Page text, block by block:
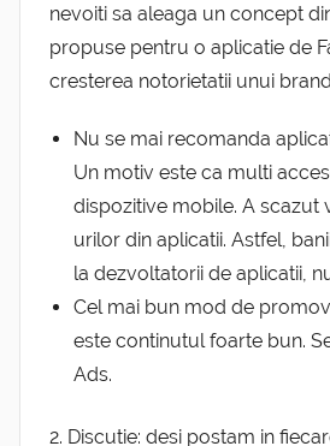
nevoiti sa aleaga un concept
propuse pentru o aplicatie de
cresterea notorietatii unui
Nu se mai recomanda
Un motiv este ca multi
dispozitive mobile. A scazut
urilor din aplicatii. Astfel,
la dezvoltatorii de aplicatii,
Cel mai bun mod de
este continutul foarte bun.
Ads.
2. Discutie: desi postam in